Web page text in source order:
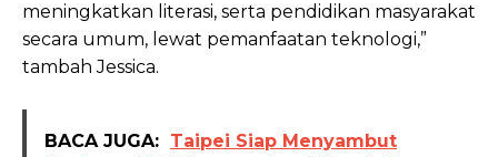
meningkatkan literasi, serta pendidikan masyarakat
secara umum, lewat pemanfaatan teknologi,”
tambah Jessica.
BACA JUGA: Taipei Siap Menyambut